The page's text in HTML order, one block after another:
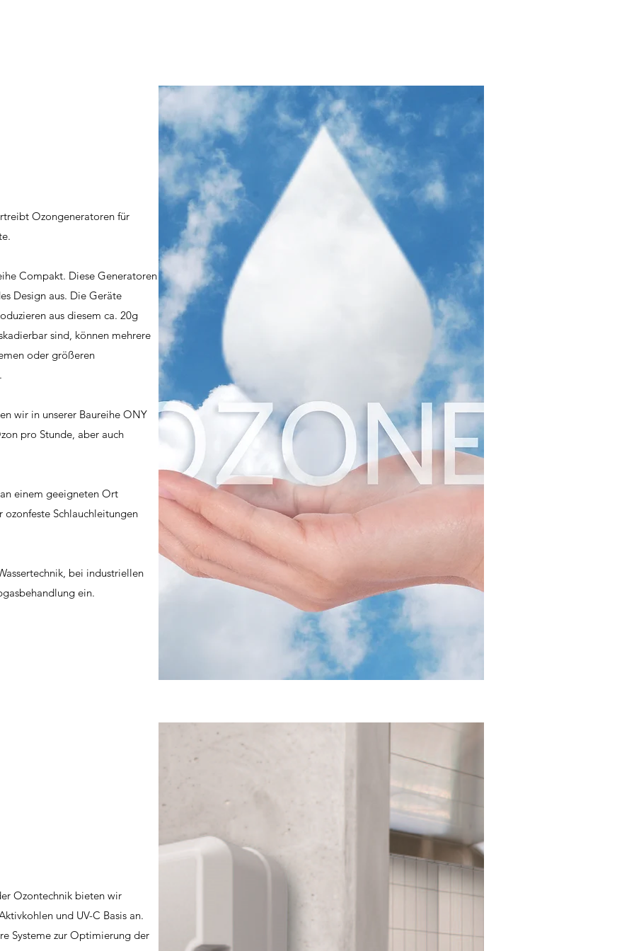
Ozongeneratoren für
Compakt. Diese Generatoren
Design aus. Die Geräte
aus diesem ca. 20g
sind, können mehrere
oder größeren
wir in unserer Baureihe ONY
pro Stunde, aber auch
einem geeigneten Ort
Schlauchleitungen
bei industriellen
ein.
Ozontechnik bieten wir
und UV-C Basis an.
Systeme zur Optimierung der